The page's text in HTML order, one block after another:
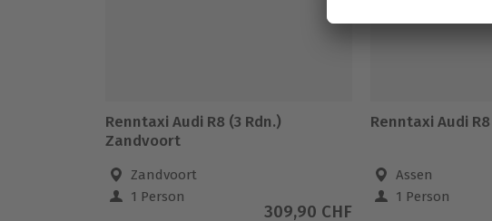
Renntaxi Audi R8 (3 Rdn.)
Zandvoort
Zandvoort
1 Person
309,90 CHF
Renntaxi Audi
Assen
1 Person